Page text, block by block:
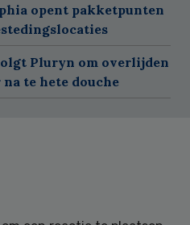
opent pakketpunten
Pluryn om overlijden
te hete douche